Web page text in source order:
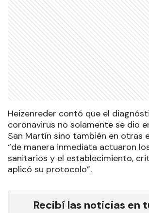
Heizenreder contó que el
coronavirus no solamente se dio
San Martín sino también en otras
“de manera inmediata actuaron
sanitarios y el establecimiento,
aplicó su protocolo”.
Recibí las noticias en